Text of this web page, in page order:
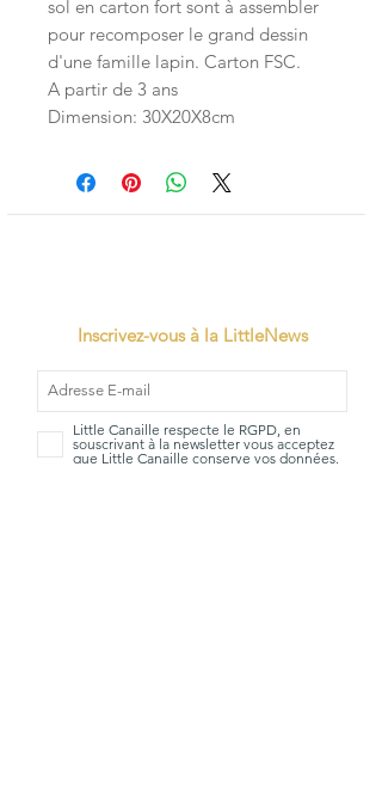
sol en carton fort sont à assembler
pour recomposer le grand dessin
d'une famille lapin. Carton FSC.
A partir de 3 ans
Dimension: 30X20X8cm
Inscrivez-vous à la LittleNews
Little Canaille respecte le RGPD, en
souscrivant à la newsletter vous acceptez
que Little Canaille conserve vos données.